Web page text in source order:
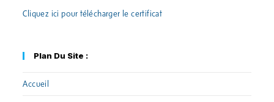
Cliquez ici pour télécharger le certificat
Plan Du Site :
Accueil